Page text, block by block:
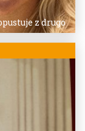
z drugo